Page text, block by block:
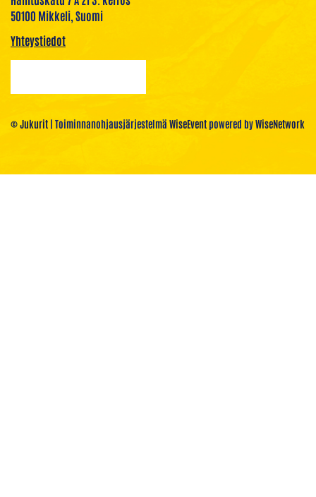
50100 Mikkeli, Suomi
Yhteystiedot
© Jukurit | Toiminnanohjausjärjestelmä WiseEventpowered byWiseNetwork